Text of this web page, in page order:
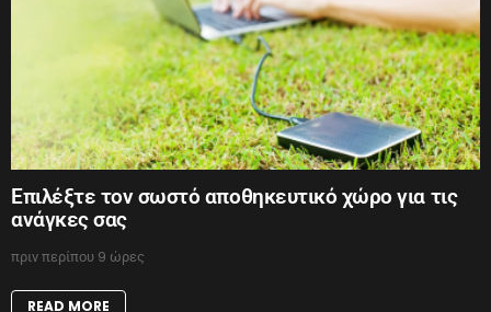
Επιλέξτε τον σωστό αποθηκευτικό χώρο για τις
ανάγκες σας
πριν περίπου 9 ώρες
READ MORE